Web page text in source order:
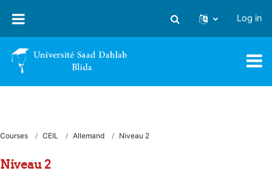
Toggle search input
Log in
Courses CEIL Allemand Niveau 2
Niveau 2